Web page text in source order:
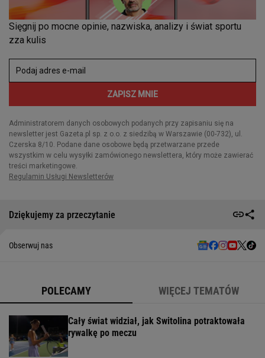
Dziękujemy za przeczytanie
Obserwuj nas
POLECAMY WIĘCEJ TEMATÓW
Cały świat widział, jak Switolina potraktowała
rywalkę po meczu